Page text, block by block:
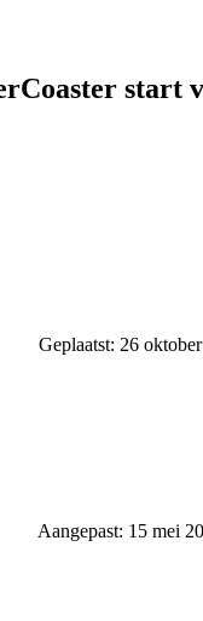
start
Geplaatst: 26
Aangepast: 15 mei